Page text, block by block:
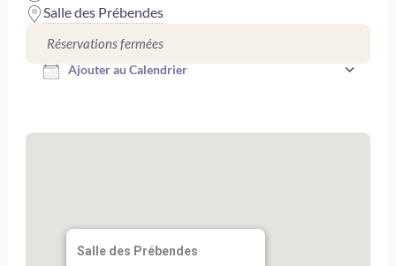
Salle des Prébendes
Réservations fermées
Ajouter au Calendrier
Télécharger ICS
Salle des Prébendes